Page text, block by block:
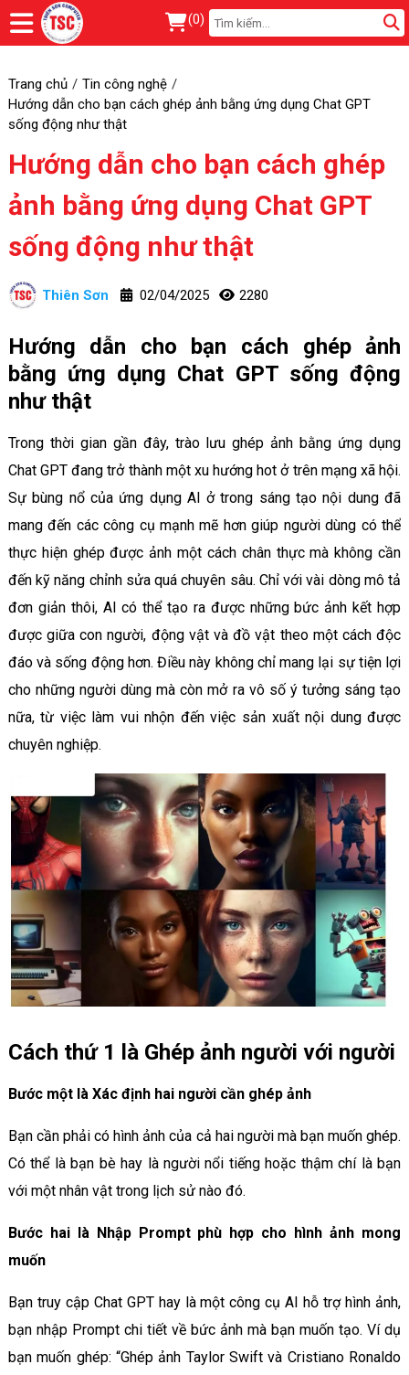
(0)
Trang chủ
Tin công nghệ
Hướng dẫn cho bạn cách ghép ảnh bằng ứng dụng Chat GPT
sống động như thật
Hướng dẫn cho bạn cách ghép
ảnh bằng ứng dụng Chat GPT
sống động như thật
Thiên Sơn 02/04/2025 2280
Hướng dẫn cho bạn cách ghép ảnh
bằng ứng dụng Chat GPT sống động
như thật
Trong thời gian gần đây, trào lưu ghép ảnh bằng ứng dụng
Chat GPT đang trở thành một xu hướng hot ở trên mạng xã hội.
Sự bùng nổ của ứng dụng AI ở trong sáng tạo nội dung đã
mang đến các công cụ mạnh mẽ hơn giúp người dùng có thể
thực hiện ghép được ảnh một cách chân thực mà không cần
đến kỹ năng chỉnh sửa quá chuyên sâu. Chỉ với vài dòng mô tả
đơn giản thôi, AI có thể tạo ra được những bức ảnh kết hợp
được giữa con người, động vật và đồ vật theo một cách độc
đáo và sống động hơn. Điều này không chỉ mang lại sự tiện lợi
cho những người dùng mà còn mở ra vô số ý tưởng sáng tạo
nữa, từ việc làm vui nhộn đến việc sản xuất nội dung được
chuyên nghiệp.
Cách thứ 1 là Ghép ảnh người với người
Bước một là Xác định hai người cần ghép ảnh
Bạn cần phải có hình ảnh của cả hai người mà bạn muốn ghép.
Có thể là bạn bè hay là người nổi tiếng hoặc thậm chí là bạn
với một nhân vật trong lịch sử nào đó.
Bước hai là Nhập Prompt phù hợp cho hình ảnh mong
muốn
Bạn truy cập Chat GPT hay là một công cụ AI hỗ trợ hình ảnh,
bạn nhập Prompt chi tiết về bức ảnh mà bạn muốn tạo. Ví dụ
bạn muốn ghép: “Ghép ảnh Taylor Swift và Cristiano Ronaldo